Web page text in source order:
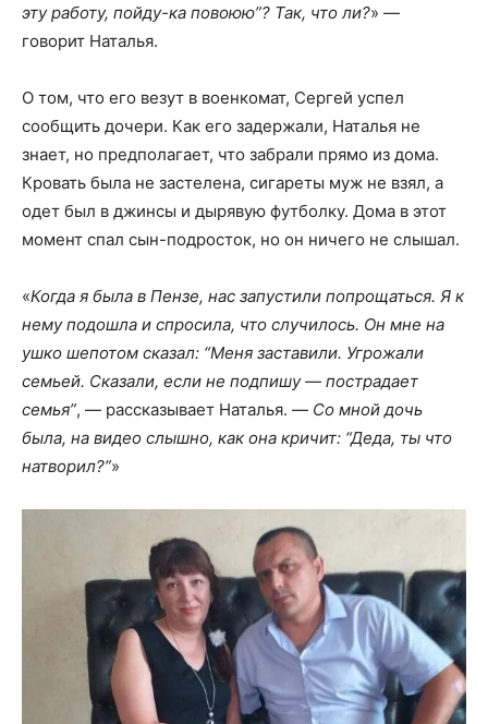
эту работу, пойду-ка повоюю”? Так, что ли?» —
говорит Наталья.
О том, что его везут в военкомат, Сергей успел
сообщить дочери. Как его задержали, Наталья не
знает, но предполагает, что забрали прямо из дома.
Кровать была не застелена, сигареты муж не взял, а
одет был в джинсы и дырявую футболку. Дома в этот
момент спал сын-подросток, но он ничего не слышал.
«Когда я была в Пензе, нас запустили попрощаться. Я к
нему подошла и спросила, что случилось. Он мне на
ушко шепотом сказал: “Меня заставили. Угрожали
семьей. Сказали, если не подпишу — пострадает
семья”, — рассказывает Наталья. — Со мной дочь
была, на видео слышно, как она кричит: “Деда, ты что
натворил?”»